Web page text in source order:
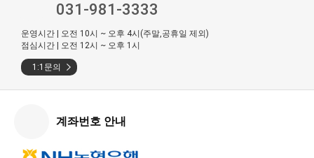
031-981-3333
운영시간 | 오전 10시 ~ 오후 4시(주말,공휴일 제외)
점심시간 | 오전 12시 ~ 오후 1시
1:1문의
계좌번호 안내